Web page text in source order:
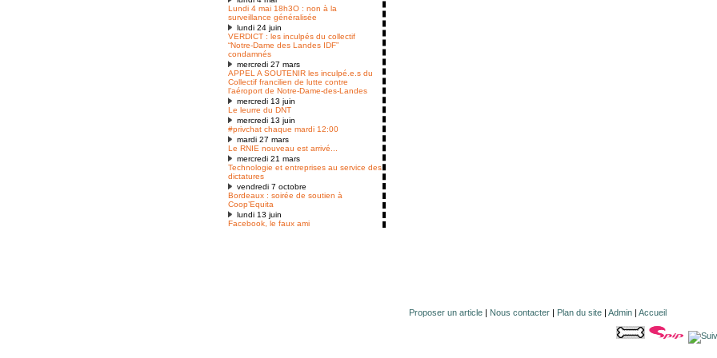
Lundi 4 mai 18h3O : non à la
surveillance généralisée
lundi 24 juin
VERDICT : les inculpés du collectif
“Notre-Dame des Landes IDF”
condamnés
mercredi 27 mars
APPEL A SOUTENIR les inculpé.e.s du
Collectif francilien de lutte contre
l’aéroport de Notre-Dame-des-Landes
mercredi 13 juin
Le leurre du DNT
mercredi 13 juin
#privchat chaque mardi 12:00
mardi 27 mars
Le RNIE nouveau est arrivé...
mercredi 21 mars
Technologie et entreprises au service des
dictatures
vendredi 7 octobre
Bordeaux : soirée de soutien à
Coop’Equita
lundi 13 juin
Facebook, le faux ami
Proposer un article | Nous contacter | Plan du site | Admin | Accueil